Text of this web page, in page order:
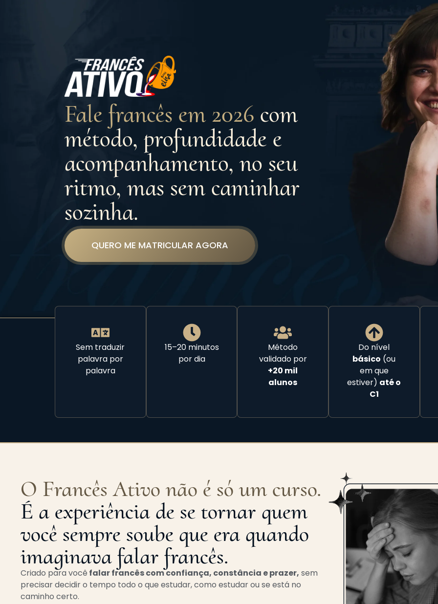
Fale francês em 2026 com
método, profundidade e
acompanhamento, no seu
ritmo, mas sem caminhar
sozinha.
QUERO ME MATRICULAR AGORA
Sem traduzir
palavra por
palavra
15–20 minutos
por dia
Método
validado por
+20 mil
alunos
Do nível
básico (ou
em que
estiver) até o
C1
O Francês Ativo não é só um curso.
É a experiência de se tornar quem
você sempre soube que era quando
imaginava falar francês.
Criado para você falar francês com confiança, constância e prazer, sem
precisar decidir o tempo todo o que estudar, como estudar ou se está no
caminho certo.